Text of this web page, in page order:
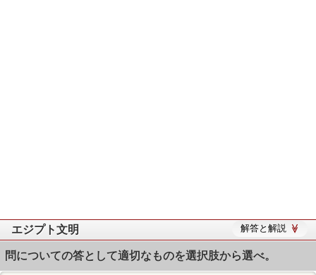
解答と解説
エジプト文明
問についての答として適切なものを選択肢から選べ。